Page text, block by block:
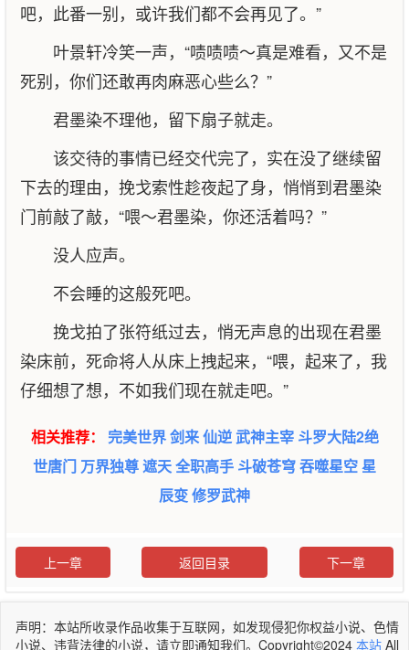
吧，此番一别，或许我们都不会再见了。”
叶景轩冷笑一声，“啧啧啧～真是难看，又不是
死别，你们还敢再肉麻恶心些么？”
君墨染不理他，留下扇子就走。
该交待的事情已经交代完了，实在没了继续留
下去的理由，挽戈索性趁夜起了身，悄悄到君墨染
门前敲了敲，“喂～君墨染，你还活着吗？”
没人应声。
不会睡的这般死吧。
挽戈拍了张符纸过去，悄无声息的出现在君墨
染床前，死命将人从床上拽起来，“喂，起来了，我
仔细想了想，不如我们现在就走吧。”
相关推荐： 完美世界剑来仙逆武神主宰 斗罗大陆2绝
世唐门 万界独尊遮天全职高手 斗破苍穹吞噬星空星
辰变修罗武神
上一章 返回目录 下一章
声明：本站所收录作品收集于互联网，如发现侵犯你权益小说、色情
小说、违背法律的小说，请立即通知我们。Copyright©2024 本站 All